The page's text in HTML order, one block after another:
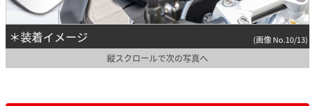
＊装着イメージ (画像 No.10/13)
縦スクロールで次の写真へ